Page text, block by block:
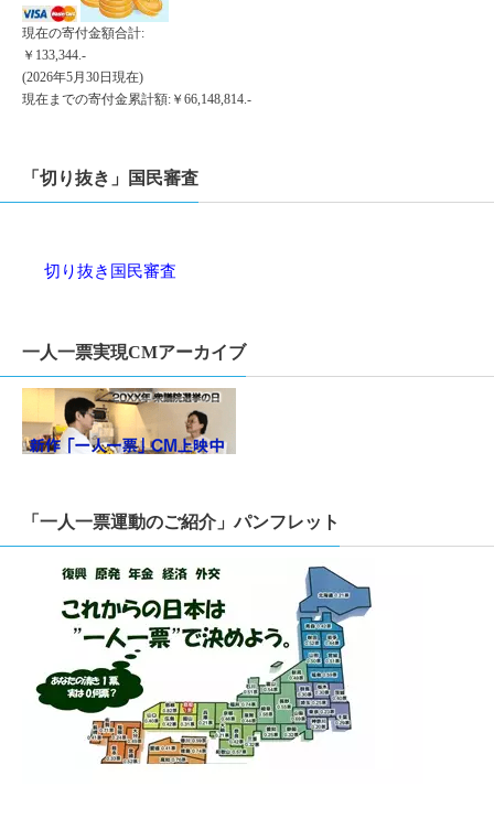
現在の寄付金額合計:
￥133,344.-
(2026年5月30日現在)
現在までの寄付金累計額:￥66,148,814.-
「切り抜き」国民審査
切り抜き国民審査
一人一票実現CMアーカイブ
「一人一票運動のご紹介」パンフレット